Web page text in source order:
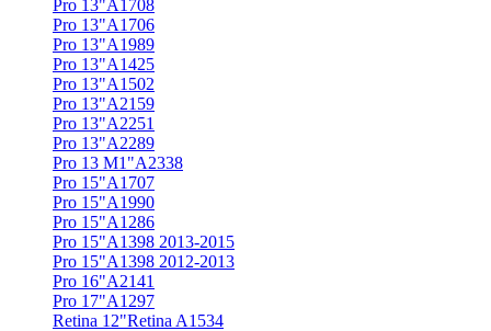
Pro 13"A1708
Pro 13"A1706
Pro 13"A1989
Pro 13"A1425
Pro 13"A1502
Pro 13"A2159
Pro 13"A2251
Pro 13"A2289
Pro 13 M1"A2338
Pro 15"A1707
Pro 15"A1990
Pro 15"A1286
Pro 15"A1398 2013-2015
Pro 15"A1398 2012-2013
Pro 16"A2141
Pro 17"A1297
Retina 12"Retina A1534